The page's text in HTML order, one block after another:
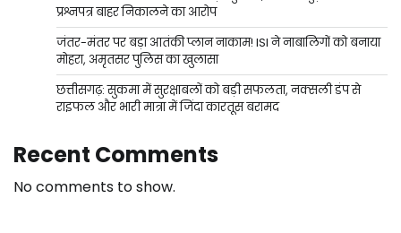
प्रश्नपत्र बाहर निकालने का आरोप
जंतर-मंतर पर बड़ा आतंकी प्लान नाकाम! ISI ने नाबालिगों को बनाया
मोहरा, अमृतसर पुलिस का खुलासा
छत्तीसगढ़: सुकमा में सुरक्षाबलों को बड़ी सफलता, नक्सली डंप से
राइफल और भारी मात्रा में जिंदा कारतूस बरामद
Recent Comments
No comments to show.